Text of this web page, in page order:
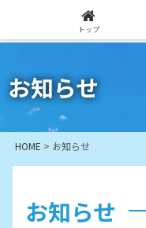
お知らせ
HOME > お知らせ
お知らせ
トップ